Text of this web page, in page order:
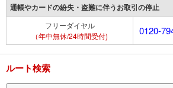
通帳やカードの紛失・盗難に伴うお取引の停止
フリーダイヤル
（年中無休/24時間受付)
0120-
ルート検索